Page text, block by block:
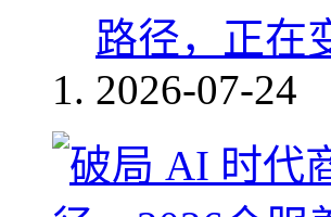
路径，正在
2026-07-24